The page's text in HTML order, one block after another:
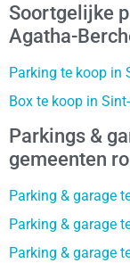
Soortgelijke
Agatha-
Parking te koop in
Box te koop in
Parkings &
gemeenten
Parking & garage
Parking & garage
Parking & garage